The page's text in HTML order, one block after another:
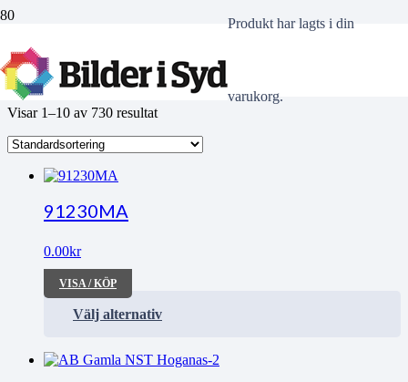
Produkthar lagts i din
varukorg.
HD-NST
Visar 1–10 av 730 resultat
91230MA
0.00kr
VISA / KÖP
Välj alternativ